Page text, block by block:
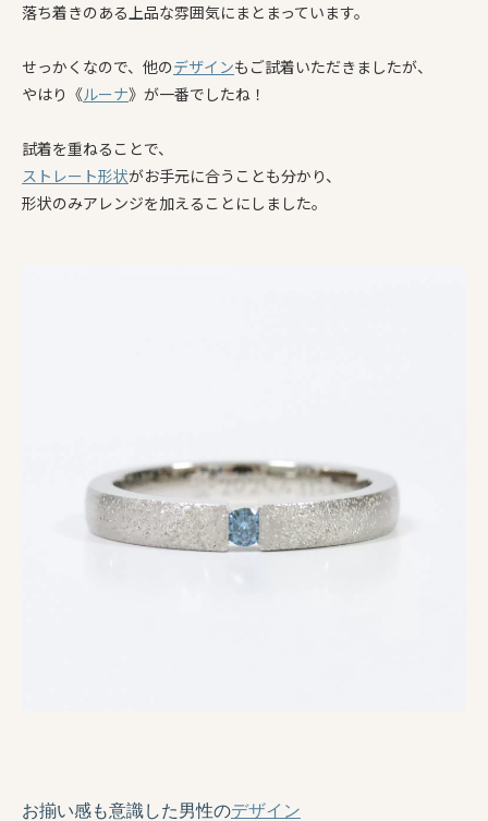
落ち着きのある上品な雰囲気にまとまっています。
せっかくなので、他のデザインもご試着いただきましたが、
やはり《ルーナ》が一番でしたね！
試着を重ねることで、
ストレート形状がお手元に合うことも分かり、
形状のみアレンジを加えることにしました。
お揃い感も意識した男性のデザイン